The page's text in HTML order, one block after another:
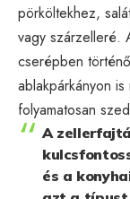
pörköltekhez,
vagy szárzelleré.
cserépben
ablakpárkányon
folyamatosan
A
és a